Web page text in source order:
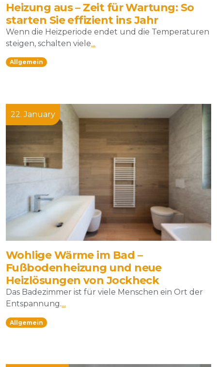
Heizung aus – Zeit für Wartung: So
starten Sie effizient ins Jahr
Wenn die Heizperiode endet und die Temperaturen
steigen, schalten viele...
Allgemein
Wohlige Wärme im Bad –
Fußbodenheizung und neue
Heizlösungen von Jockheck
22. January
Das Badezimmer ist für viele Menschen ein Ort der
Entspannung....
Allgemein